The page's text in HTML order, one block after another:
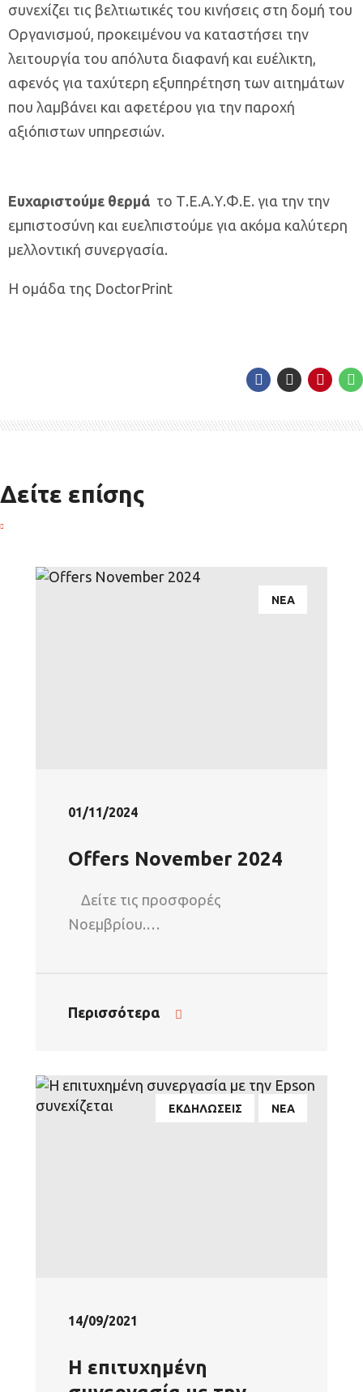
συνεχίζει τις βελτιωτικές του κινήσεις στη δομή του
Οργανισμού, προκειμένου να καταστήσει την
λειτουργία του απόλυτα διαφανή και ευέλικτη,
αφενός για ταχύτερη εξυπηρέτηση των αιτημάτων
που λαμβάνει και αφετέρου για την παροχή
αξιόπιστων υπηρεσιών.
Ευχαριστούμε θερμά το Τ.Ε.Α.Υ.Φ.Ε. για την την
εμπιστοσύνη και ευελπιστούμε για ακόμα καλύτερη
μελλοντική συνεργασία.
Η ομάδα της DoctorPrint
Δείτε επίσης
ΝΕΑ
01/11/2024
Offers November 2024
Δείτε τις προσφορές
Νοεμβρίου.…
Περισσότερα
ΕΚΔΗΛΩΣΕΙΣ ΝΕΑ
14/09/2021
Η επιτυχημένη